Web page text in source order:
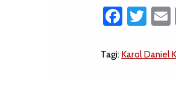
Tagi: Karol Daniel